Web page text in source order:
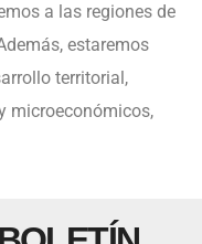
a las regiones de
estaremos
territorial,
microeconómicos,